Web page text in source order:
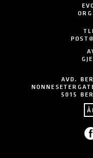
AVD.
5015